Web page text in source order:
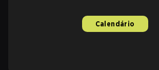
Calendário